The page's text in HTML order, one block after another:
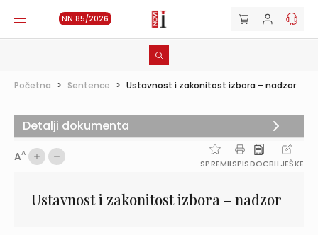
NN 85/2026
Početna > Sentence > Ustavnost i zakonitost izbora – nadzor
AA
SPREMIISPISDOCBILJEŠKE
Ustavnost i zakonitost izbora – nadzor
Detalji dokumenta